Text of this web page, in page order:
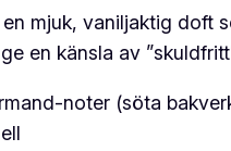
mjuk, vaniljaktig doft
en känsla av
noter (söta